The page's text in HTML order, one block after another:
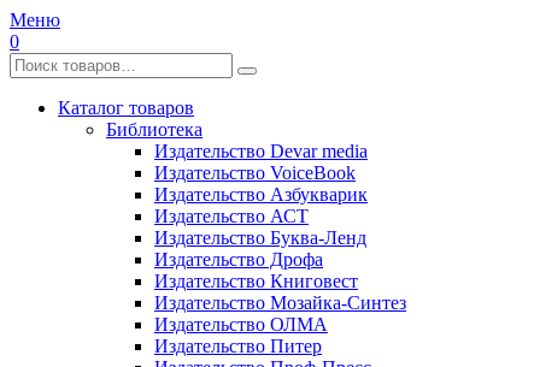
Меню
0
Каталог товаров
Библиотека
Издательство Devar media
Издательство VoiceBook
Издательство Азбукварик
Издательство АСТ
Издательство Буква-Ленд
Издательство Дрофа
Издательство Книговест
Издательство Мозайка-Синтез
Издательство ОЛМА
Издательство Питер